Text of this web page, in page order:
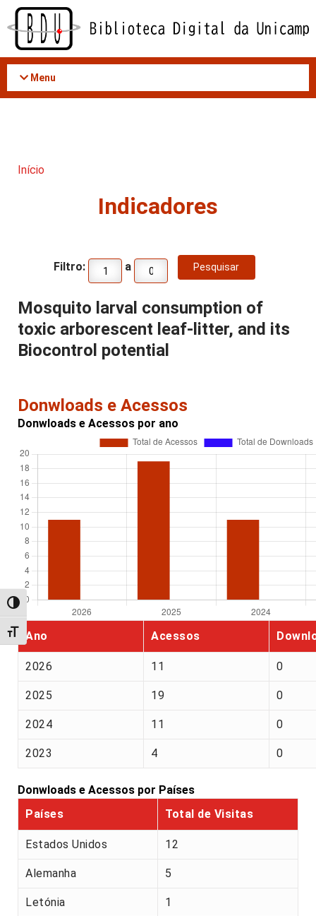
Acessar
conteúdo
Alternar alto contraste
Alternar tamanho da fonte
Menu
Início
Indicadores
Filtro: a
Mosquito larval consumption of
toxic arborescent leaf-litter, and its
Biocontrol potential
Donwloads e Acessos
Donwloads e Acessos por ano
Ano Acessos
2026 11 0
2025 19 0
2024 11 0
2023 4 0
Donwloads e Acessos por Países
Países
Total de Visitas
Estados Unidos 12
Alemanha 5
Letónia 1